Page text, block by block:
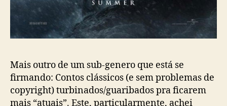
Mais outro de um sub-genero que está se
firmando: Contos clássicos (e sem problemas de
copyright) turbinados/guaribados pra ficarem
mais “atuais”. Este, particularmente, achei